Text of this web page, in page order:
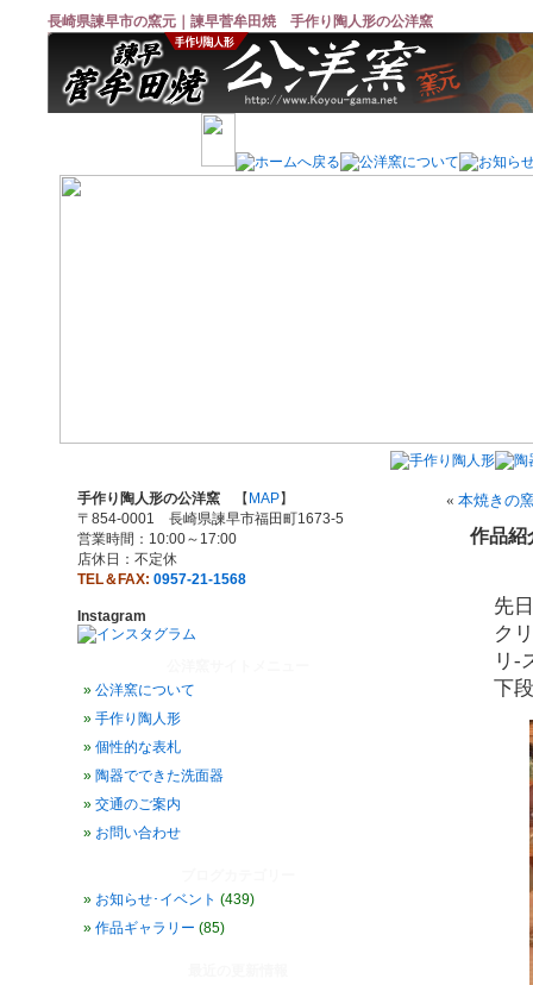
長崎県諫早市の窯元｜諫早菅牟田焼 手作り陶人形の公洋窯
手作り陶人形の公洋窯 【 MAP】
〒854-0001 長崎県諫早市福田町1673-5
営業時間：10:00～17:00
店休日：不定休
TEL＆FAX: 0957-21-1568
Instagram
公洋窯について
手作り陶人形
個性的な表札
陶器でできた洗面器
交通のご案内
お問い合わせ
お知らせ･イベント (439)
作品ギャラリー (85)
« 本焼きの
作品紹
先
ク
リ-
下